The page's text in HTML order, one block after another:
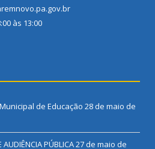
às 13:00
de Educação 28 de maio de
AUDIÊNCIA PÚBLICA27 de maio de